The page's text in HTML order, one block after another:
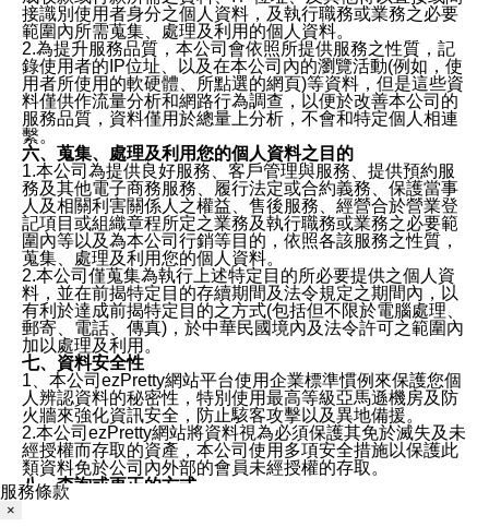
接識別使用者身分之個人資料，及執行職務或業務之必要
範圍內所需蒐集、處理及利用的個人資料。
2.為提升服務品質，本公司會依照所提供服務之性質，記
錄使用者的IP位址、以及在本公司內的瀏覽活動(例如，使
用者所使用的軟硬體、所點選的網頁)等資料，但是這些資
料僅供作流量分析和網路行為調查，以便於改善本公司的
服務品質，資料僅用於總量上分析，不會和特定個人相連
繫。
六、蒐集、處理及利用您的個人資料之目的
1.本公司為提供良好服務、客戶管理與服務、提供預約服
務及其他電子商務服務、履行法定或合約義務、保護當事
人及相關利害關係人之權益、售後服務、經營合於營業登
記項目或組織章程所定之業務及執行職務或業務之必要範
圍內等以及為本公司行銷等目的，依照各該服務之性質，
蒐集、處理及利用您的個人資料。
2.本公司僅蒐集為執行上述特定目的所必要提供之個人資
料，並在前揭特定目的存續期間及法令規定之期間內，以
有利於達成前揭特定目的之方式(包括但不限於電腦處理、
郵寄、電話、傳真)，於中華民國境內及法令許可之範圍內
加以處理及利用。
七、資料安全性
1、本公司ezPretty網站平台使用企業標準慣例來保護您個
人辨認資料的秘密性，特別使用最高等級亞馬遜機房及防
火牆來強化資訊安全，防止駭客攻擊以及異地備援。
2.本公司ezPretty網站將資料視為必須保護其免於滅失及未
經授權而存取的資產，本公司使用多項安全措施以保護此
類資料免於公司內外部的會員未經授權的存取。
八、查詢或更正的方式
用戶個人資料有變更、或發現個人資料不正確的時候，可
服務條款
×